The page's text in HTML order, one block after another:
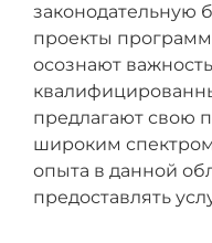
законодательную
проекты
осознают
предлагают свою
широким
опыта в данной
предоставлять